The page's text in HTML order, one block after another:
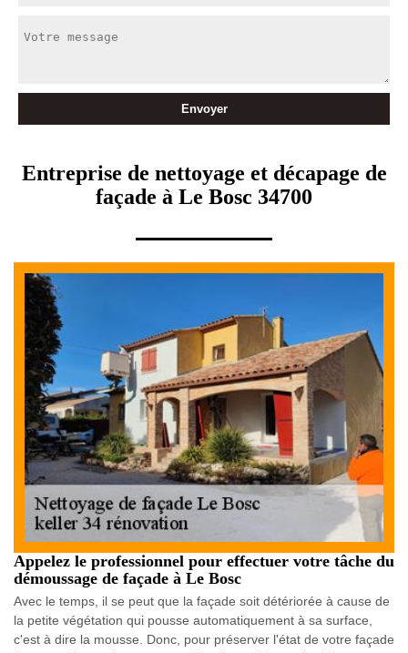
Entreprise de nettoyage et décapage de
façade à Le Bosc 34700
Appelez le professionnel pour effectuer votre tâche du
démoussage de façade à Le Bosc
Avec le temps, il se peut que la façade soit détériorée à cause de
la petite végétation qui pousse automatiquement à sa surface,
c'est à dire la mousse. Donc, pour préserver l'état de votre façade